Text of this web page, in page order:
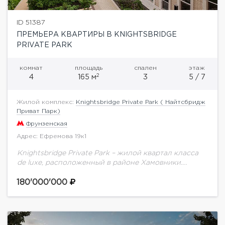
ID 51387
ПРЕМЬЕРА КВАРТИРЫ В KNIGHTSBRIDGE
PRIVATE PARK
комнат
4
площадь
165 м2
спален
3
этаж
5 / 7
Жилой комплекс:
Knightsbridge Private Park ( Найтсбридж
Приват Парк)
Фрунзенская
Адрес: Ефремова 19к1
Knightsbridge Private Park – жилой квартал класса
de luxe, расположенный в районе Хамовники.
классическом стиле, состоящий из четырех
180'000'000